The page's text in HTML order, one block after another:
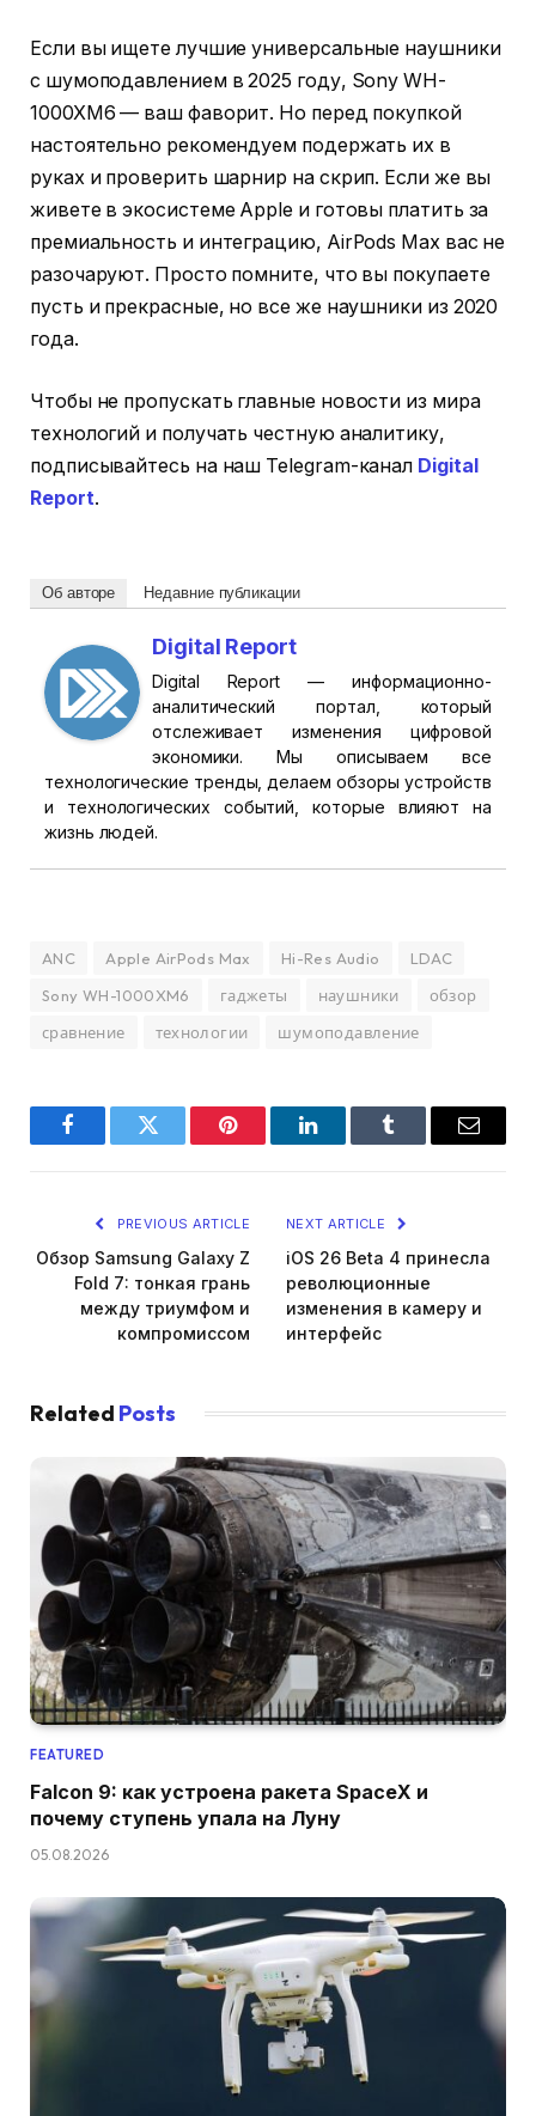
Если вы ищете лучшие универсальные наушники
с шумоподавлением в 2025 году, Sony WH-
1000XM6 — ваш фаворит. Но перед покупкой
настоятельно рекомендуем подержать их в
руках и проверить шарнир на скрип. Если же вы
живете в экосистеме Apple и готовы платить за
премиальность и интеграцию, AirPods Max вас не
разочаруют. Просто помните, что вы покупаете
пусть и прекрасные, но все же наушники из 2020
года.
Чтобы не пропускать главные новости из мира
технологий и получать честную аналитику,
подписывайтесь на наш Telegram-канал Digital
Report.
Об авторе Недавние публикации
Digital Report
Digital Report — информационно-
аналитический портал, который
отслеживает изменения цифровой
экономики. Мы описываем все
технологические тренды, делаем обзоры устройств
и технологических событий, которые влияют на
жизнь людей.
ANC Apple AirPods Max Hi-Res Audio
LDAC
Sony WH-1000XM6
гаджеты наушники
обзор
сравнение
технологии шумоподавление
FacebookTwitter Pinterest LinkedInTumblr Email
PREVIOUS ARTICLE
Обзор Samsung Galaxy Z
Fold 7: тонкая грань
между триумфом и
компромиссом
NEXT ARTICLE
iOS 26 Beta 4 принесла
революционные
изменения в камеру и
интерфейс
Related Posts
FEATURED
Falcon 9: как устроена ракета SpaceX и
почему ступень упала на Луну
05.08.2026